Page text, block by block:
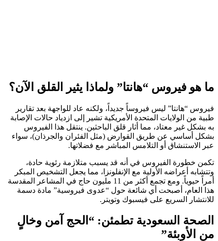
ما هو فيروس “هانتا” ولماذا يثير القلق الآن؟
فيروس “هانتا” ليس فيروساً جديداً، ولكنه عاد للواجهة بعد تقارير
طبية من الولايات المتحدة الأمريكية تشير إلى ازدياد حالات الإصابة
به بشكل غير معتاد، مما أثار قلق الباحثين. ينتقل هذا الفيروس
بشكل أساسي عن طريق القوارض (مثل الفئران والجرذان)، سواء
عبر الاستنشاق أو التلامس المباشر مع فضلاتها.
تكمن خطورة الفيروس في أنه قد يسبب متلازمة رئوية حادة،
وتتشابه أعراضه الأولية مع الإنفلونزا، مما يجعل التشخيص المبكر
أمراً حيوياً. ومع تجمع أكثر من 11 مليون حاج في المشاعر المقدسة
هذا العام، أصبحت أي شائعة حول “عدوى فيروسية” مادة دسمة
للانتشار السريع على فيسبوك وتويتر.
الصحة السعودية تطمئن: “الحج آمن وخالٍ
من الأوبئة”